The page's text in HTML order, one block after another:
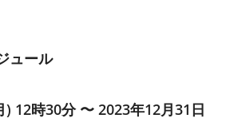
ュール
12時30分 〜 2023年12月31日